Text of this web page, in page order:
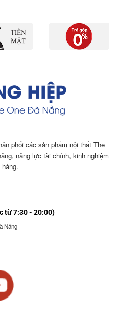
phối các sản phẩm nội thất The
năng lực tài chính, kinh nghiệm
từ 7:30 - 20:00)
Nẵng